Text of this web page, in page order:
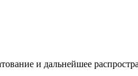
и дальнейшее